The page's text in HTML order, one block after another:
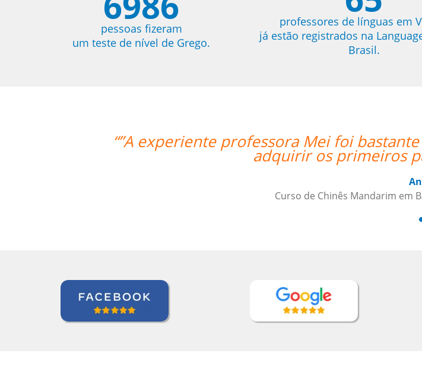
pessoas fizeram
um teste de nível de Grego.
professores de línguas em
já estão registrados na
Brasil.
didática e conseguiu mesmo via Skype me fazer
passos de Chinês Mandarim.””